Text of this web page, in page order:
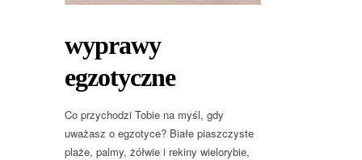
wyprawy
egzotyczne
Co przychodzi Tobie na myśl, gdy
uważasz o egzotyce? Białe piaszczyste
plaże, palmy, żółwie i rekiny wielorybie,